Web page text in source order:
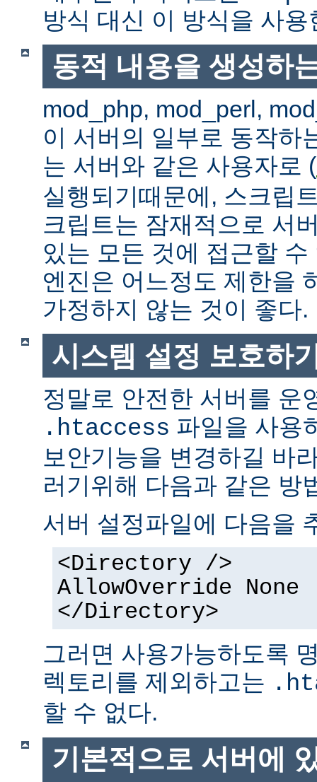
방식 대신 이 방식을 사용
동적 내용을 생성하
mod_php, mod_perl,
이 서버의 일부로 동작하
는 서버와 같은 사용자로 (
실행되기때문에, 스크립
크립트는 잠재적으로 서
있는 모든 것에 접근할
엔진은 어느정도 제한을
가정하지 않는 것이 좋다.
시스템 설정 보호하
정말로 안전한 서버를 운
.htaccess 파일을 사용
보안기능을 변경하길 바
러기위해 다음과 같은 방
서버 설정파일에 다음을
<Directory />
AllowOverride None
</Directory>
그러면 사용가능하도록
렉토리를 제외하고는
할 수 없다.
기본적으로 서버에